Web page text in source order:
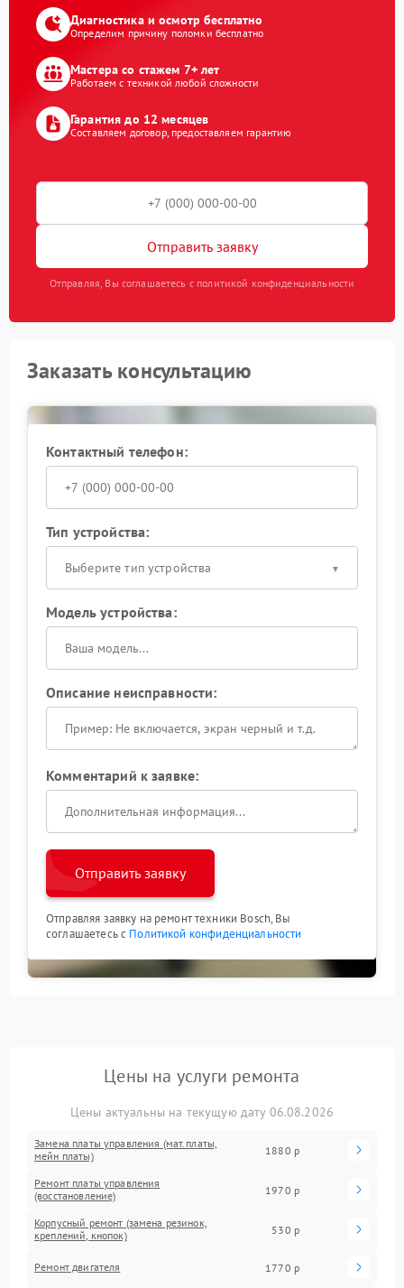
Диагностика и осмотр бесплатно
Определим причину поломки бесплатно
Мастера со стажем 7+ лет
Работаем с техникой любой сложности
Гарантия до 12 месяцев
Составляем договор, предоставляем гарантию
Отправить заявку
Отправляя, Вы соглашаетесь с политикой конфиденциальности
Заказать консультацию
Контактный телефон:
Тип устройства:
Выберите тип устройства
Модель устройства:
Описание неисправности:
Комментарий к заявке:
Отправить заявку
Отправляя заявку на ремонт техники Bosch, Вы
соглашаетесь с Политикой конфиденциальности
Цены на услуги ремонта
Цены актуальны на текущую дату 06.08.2026
Замена платы управления (мат.платы,
мейн платы)
1880 р
Ремонт платы управления
(восстановление)
1970 р
Корпусный ремонт (замена резинок,
креплений, кнопок)
530 р
Ремонт двигателя 1770 р